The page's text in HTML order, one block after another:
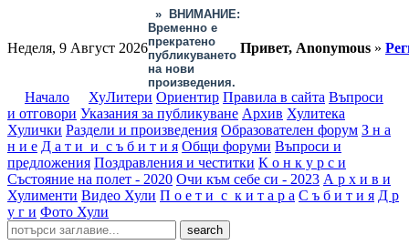
Неделя, 9 Август 2026
»
ВНИМАНИЕ:
Временно е
прекратено
публикуването
на нови
произведения.
Привет, Anonymous »
Начало ХуЛитери Ориентир Правила в сайта Въпроси
и отговори Указания за публикуване Архив Хулитека
Хулички Раздели и произведения Образователен форум З н а
н и е Д а т и и с ъ б и т и я Общи форуми Въпроси и
предложения Поздравления и честитки К о н к у р с и
Състояние на полет - 2020 Очи към себе си - 2023 А р х и в и
Хулименти Видео Хули П о е т и с к и т а р а С ъ б и т и я Д р
у г и Фото Хули